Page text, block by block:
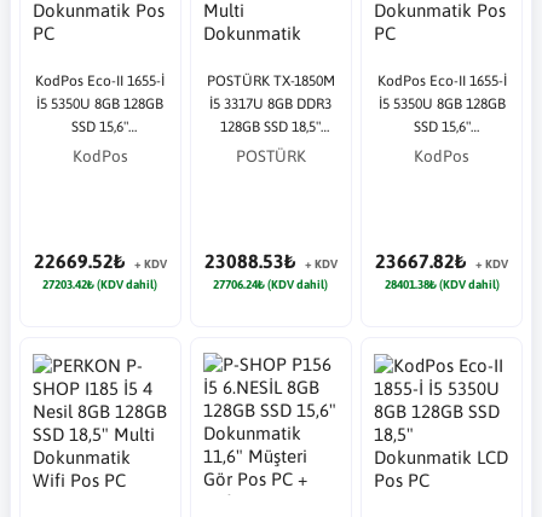
KodPos Eco-II 1655-İ
İ5 5350U 8GB 128GB
SSD 15,6"
Dokunmatik Pos PC
KodPos
22669.52₺
+ KDV
27203.42₺ (KDV dahil)
POSTÜRK TX-1850M
İ5 3317U 8GB DDR3
128GB SSD 18,5"
Multi Dokunmatik
POSTÜRK
23088.53₺
+ KDV
27706.24₺ (KDV dahil)
KodPos Eco-II 1655-İ
İ5 5350U 8GB 128GB
SSD 15,6"
Dokunmatik Pos PC
KodPos
23667.82₺
+ KDV
28401.38₺ (KDV dahil)